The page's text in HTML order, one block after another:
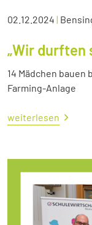
02.12.2024 |
„Wir durften
14 Mädchen bauen
Farming-Anlage
weiterlesen